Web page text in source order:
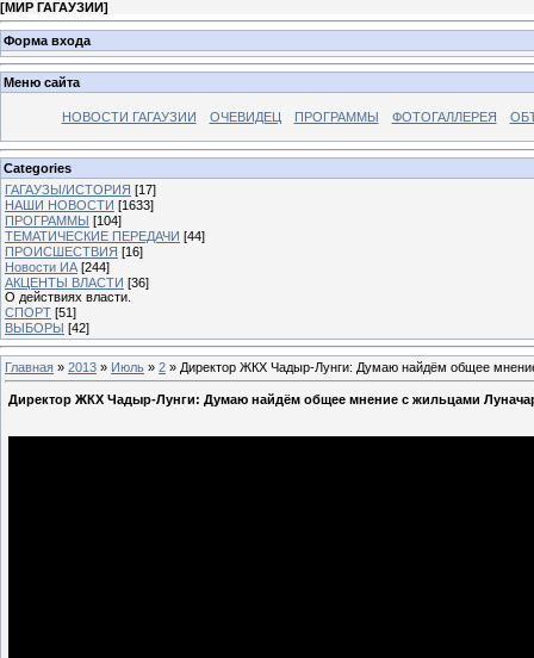
[МИР ГАГАУЗИИ]
Форма входа
Меню сайта
НОВОСТИ ГАГАУЗИИ ОЧЕВИДЕЦ ПРОГРАММЫ ФОТОГАЛЛЕРЕЯ
Categories
ГАГАУЗЫ/ИСТОРИЯ [17]
НАШИ НОВОСТИ [1633]
ПРОГРАММЫ [104]
ТЕМАТИЧЕСКИЕ ПЕРЕДАЧИ [44]
ПРОИСШЕСТВИЯ [16]
Новости ИА [244]
АКЦЕНТЫ ВЛАСТИ [36]
О действиях власти.
СПОРТ [51]
ВЫБОРЫ [42]
Главная » 2013 » Июль » 2 » Директор ЖКХ Чадыр-Лунги: Думаю найдём общее
Директор ЖКХ Чадыр-Лунги: Думаю найдём общее мнение с жильцами